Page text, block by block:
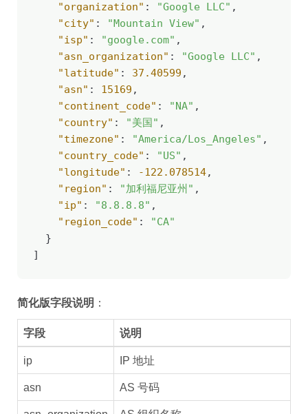
"organization" : "Google LLC" ,
"city" : "Mountain View" ,
"isp" : "google.com" ,
"asn_organization" : "Google LLC" ,
"latitude" : 37.40599 ,
"asn" : 15169 ,
"continent_code" : "NA" ,
"country" : "美国" ,
"timezone" : "America/Los_Angeles" ,
"country_code" : "US" ,
"longitude" : -122.078514,
"region" : "加利福尼亚州" ,
"ip" : "8.8.8.8" ,
"region_code" :
"CA"
  }
]
简化版字段说明 ：
字段 说明
ip IP 地址
asn AS 号码